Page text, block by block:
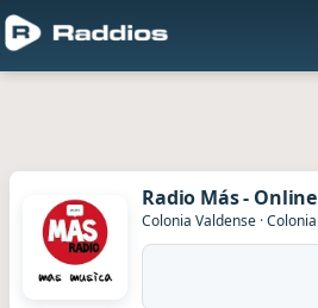
Radio Más - Online
Colonia Valdense ·Colonia